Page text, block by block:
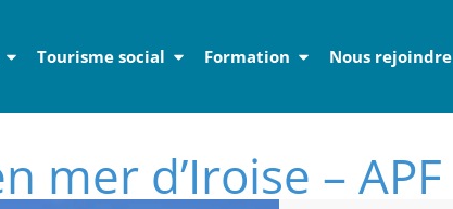
Tourisme social Formation Nous rejoindre
mer d’Iroise – APF